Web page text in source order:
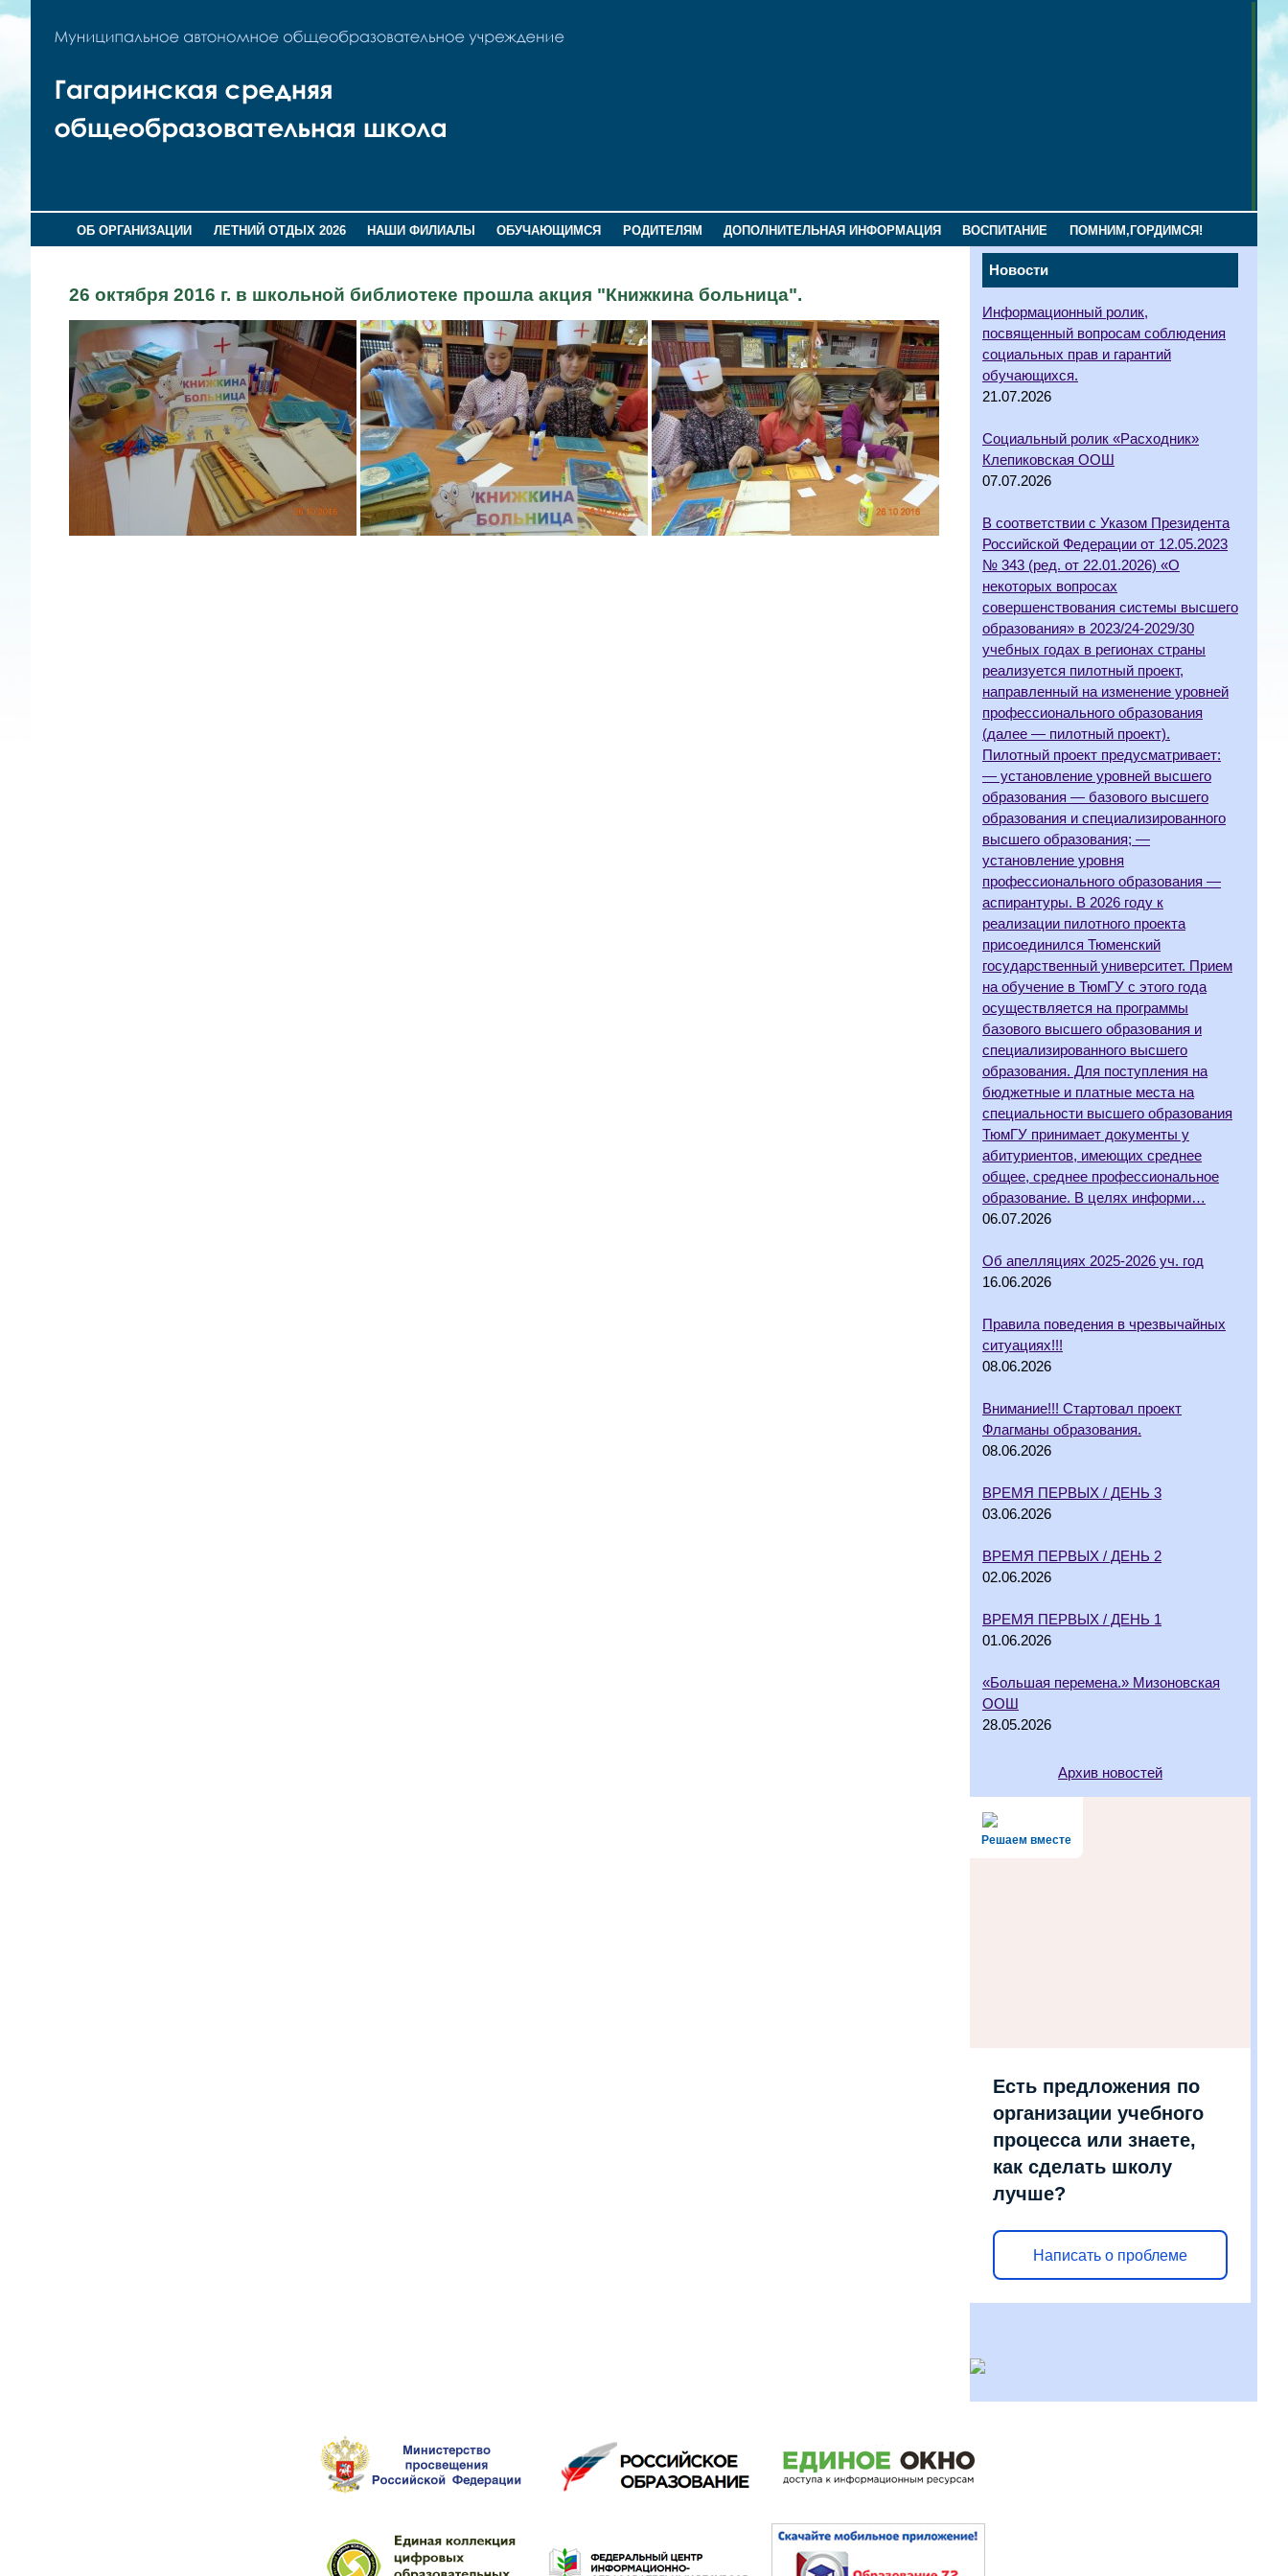
ОБ ОРГАНИЗАЦИИ ЛЕТНИЙ ОТДЫХ 2026 НАШИ ФИЛИАЛЫ ОБУЧАЮЩИМСЯ РОДИТЕЛЯМ ДОПОЛНИТЕЛЬНАЯ ИНФОРМАЦИЯ ВОСПИТАНИЕ ПОМНИМ,ГОРДИМСЯ!
Новости
Информационный ролик,
посвященный вопросам соблюдения
социальных прав и гарантий
обучающихся.
21.07.2026
Социальный ролик «Расходник»
Клепиковская ООШ
07.07.2026
В соответствии с Указом Президента
Российской Федерации от 12.05.2023
№ 343 (ред. от 22.01.2026) «О
некоторых вопросах
совершенствования системы высшего
образования» в 2023/24-2029/30
учебных годах в регионах страны
реализуется пилотный проект,
направленный на изменение уровней
профессионального образования
(далее — пилотный проект).
Пилотный проект предусматривает:
— установление уровней высшего
образования — базового высшего
образования и специализированного
высшего образования; —
установление уровня
профессионального образования —
аспирантуры. В 2026 году к
реализации пилотного проекта
присоединился Тюменский
государственный университет. Прием
на обучение в ТюмГУ с этого года
осуществляется на программы
базового высшего образования и
специализированного высшего
образования. Для поступления на
бюджетные и платные места на
специальности высшего образования
ТюмГУ принимает документы у
абитуриентов, имеющих среднее
общее, среднее профессиональное
образование. В целях информи…
06.07.2026
Об апелляциях 2025-2026 уч. год
16.06.2026
Правила поведения в чрезвычайных
ситуациях!!!
08.06.2026
Внимание!!! Стартовал проект
Флагманы образования.
08.06.2026
ВРЕМЯ ПЕРВЫХ / ДЕНЬ 3
03.06.2026
ВРЕМЯ ПЕРВЫХ / ДЕНЬ 2
02.06.2026
ВРЕМЯ ПЕРВЫХ / ДЕНЬ 1
01.06.2026
«Большая перемена.» Мизоновская
ООШ
28.05.2026
Архив новостей
Решаем вместе
Есть предложения по
организации учебного
процесса или знаете,
как сделать школу
лучше?
Написать о проблеме
26 октября 2016 г. в школьной библиотеке прошла акция "Книжкина больница".